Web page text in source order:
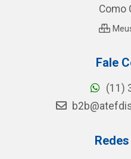
Como
Fale
(11)